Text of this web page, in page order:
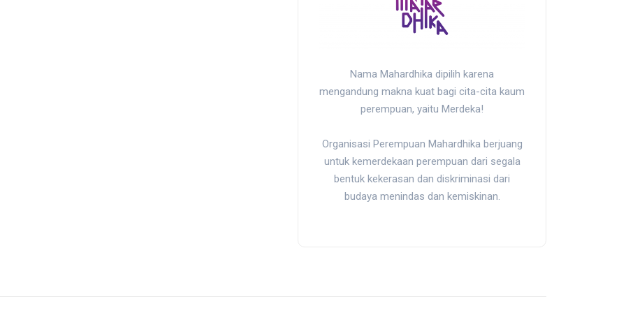
Nama Mahardhika dipilih karena
mengandung makna kuat bagi cita-cita kaum
perempuan, yaitu Merdeka!
Organisasi Perempuan Mahardhika berjuang
untuk kemerdekaan perempuan dari segala
bentuk kekerasan dan diskriminasi dari
budaya menindas dan kemiskinan.